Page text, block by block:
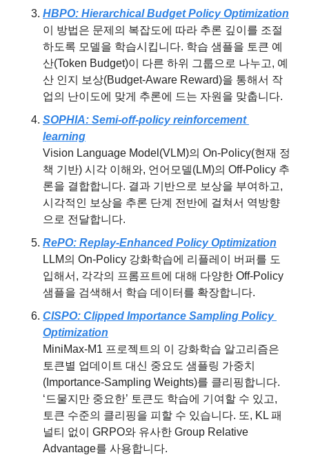
HBPO: Hierarchical Budget Policy Optimization
이 방법은 문제의 복잡도에 따라 추론 깊이를 조절
하도록 모델을 학습시킵니다. 학습 샘플을 토큰 예
산(Token Budget)이 다른 하위 그룹으로 나누고, 예
산 인지 보상(Budget-Aware Reward)을 통해서 작
업의 난이도에 맞게 추론에 드는 자원을 맞춥니다.
SOPHIA: Semi-off-policy reinforcement
learning
Vision Language Model(VLM)의 On-Policy(현재 정
책 기반) 시각 이해와, 언어모델(LM)의 Off-Policy 추
론을 결합합니다. 결과 기반으로 보상을 부여하고,
시각적인 보상을 추론 단계 전반에 걸쳐서 역방향
으로 전달합니다.
RePO: Replay-Enhanced Policy Optimization
LLM의 On-Policy 강화학습에 리플레이 버퍼를 도
입해서, 각각의 프롬프트에 대해 다양한 Off-Policy
샘플을 검색해서 학습 데이터를 확장합니다.
CISPO: Clipped Importance Sampling Policy
Optimization
MiniMax-M1 프로젝트의 이 강화학습 알고리즘은
토큰별 업데이트 대신 중요도 샘플링 가중치
(Importance-Sampling Weights)를 클리핑합니다.
‘드물지만 중요한’ 토큰도 학습에 기여할 수 있고,
토큰 수준의 클리핑을 피할 수 있습니다. 또, KL 패
널티 없이 GRPO와 유사한 Group Relative
Advantage를 사용합니다.